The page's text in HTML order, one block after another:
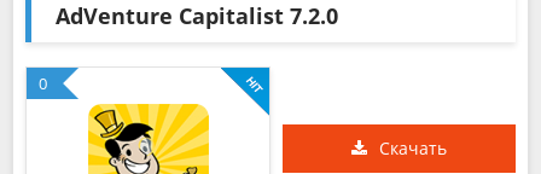
AdVenture Capitalist 7.2.0
0
Скачать